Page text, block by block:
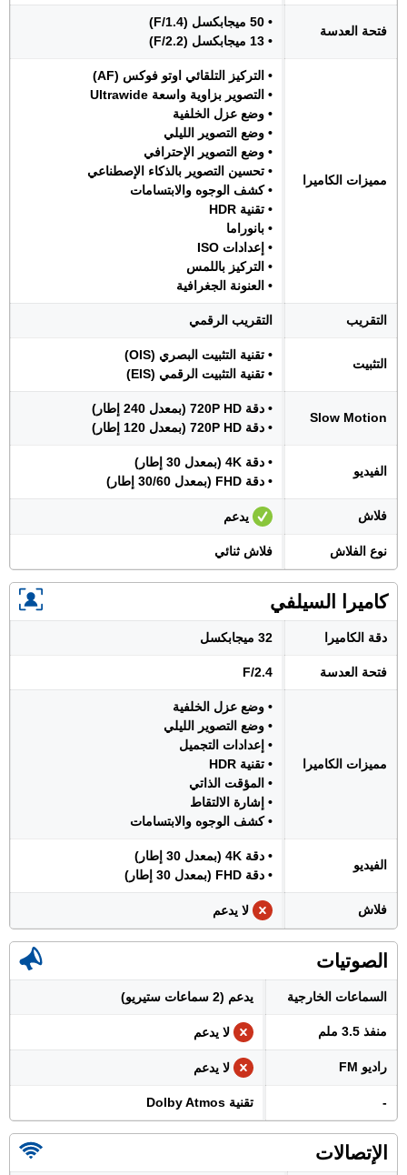
فتحة العدسة
• 50 ميجابكسل (F/1.4)
• 13 ميجابكسل (F/2.2)
مميزات الكاميرا
• التركيز التلقائي اوتو فوكس (AF)
• التصوير بزاوية واسعة Ultrawide
• وضع عزل الخلفية
• وضع التصوير الليلي
• وضع التصوير الإحترافي
• تحسين التصوير بالذكاء الإصطناعي
• كشف الوجوه والابتسامات
• تقنية HDR
• بانوراما
• إعدادات ISO
• التركيز باللمس
• العنونة الجغرافية
التقريب التقريب الرقمي
التثبيت
• تقنية التثبيت البصري (OIS)
• تقنية التثبيت الرقمي (EIS)
Slow Motion
• دقة 720P HD (بمعدل 240 إطار)
• دقة 720P HD (بمعدل 120 إطار)
الفيديو
• دقة 4K (بمعدل 30 إطار)
• دقة FHD (بمعدل 30/60 إطار)
فلاش يدعم
نوع الفلاش فلاش ثنائي
كاميرا السيلفي
دقة الكاميرا 32 ميجابكسل
فتحة العدسة F/2.4
مميزات الكاميرا
• وضع عزل الخلفية
• وضع التصوير الليلي
• إعدادات التجميل
• تقنية HDR
• المؤقت الذاتي
• إشارة الالتقاط
• كشف الوجوه والابتسامات
الفيديو
• دقة 4K (بمعدل 30 إطار)
• دقة FHD (بمعدل 30 إطار)
فلاش لا يدعم
الصوتيات
السماعات الخارجية يدعم (2 سماعات ستيريو)
منفذ 3.5 ملم لا يدعم
راديو FM لا يدعم
- تقنية Dolby Atmos
الإتصالات